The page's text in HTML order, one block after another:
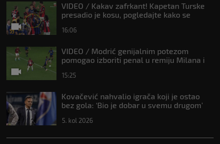
VIDEO / Kakav zafrkant! Kapetan Turske
presadio je kosu, pogledajte kako se
16:06
VIDEO / Modrić genijalnim potezom
pomogao izboriti penal u remiju Milana i
15:25
Kovačević nahvalio igrača koji je ostao
bez gola: ‘Bio je dobar u svemu drugom’
5. kol 2026